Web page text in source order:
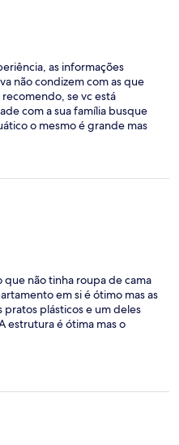
as informações
não condizem com as que
se vc está
com a sua família busque
o mesmo é grande mas
sempre cheio e com
não tinha roupa de cama
em si é ótimo mas as
pratos plásticos e um deles
estrutura é ótima mas o